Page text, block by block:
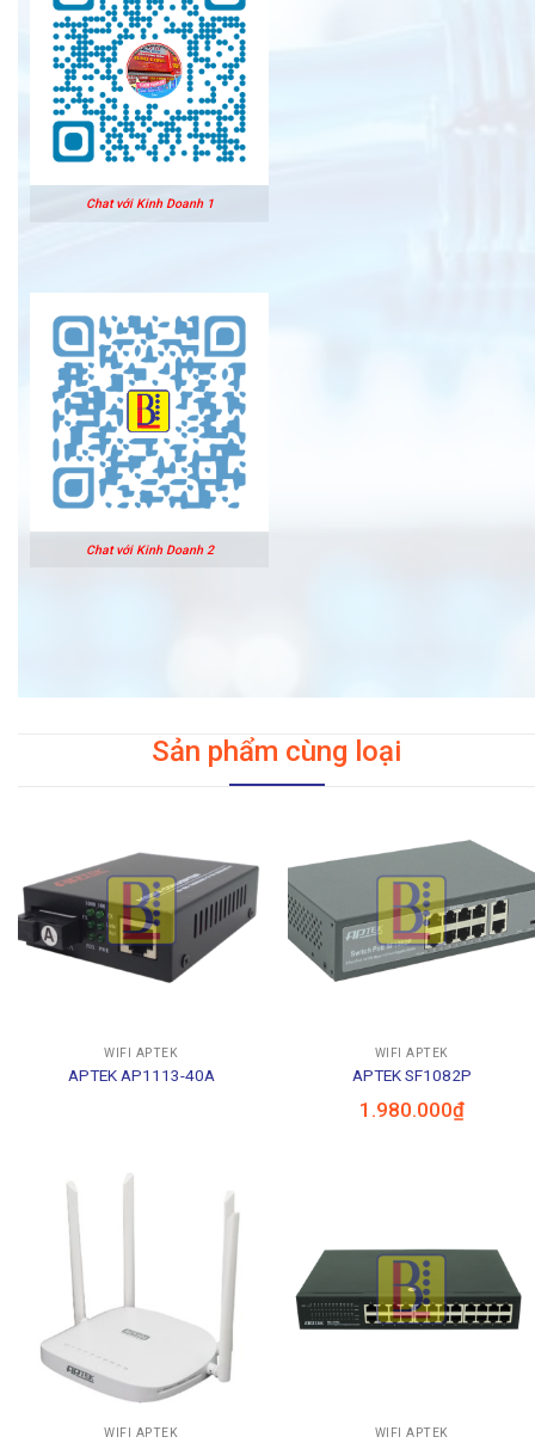
Chat với Kinh Doanh 1
Chat với Kinh Doanh 2
Sản phẩm cùng loại
WIFI APTEK
APTEK AP1113-40A
WIFI APTEK
APTEK SF1082P
1.980.000₫
WIFI APTEK WIFI APTEK